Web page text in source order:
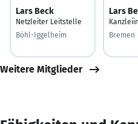
Lars Beck
Netzleiter Leitstelle
Böhl-Iggelheim
Lars
Bremen
Weitere Mitglieder